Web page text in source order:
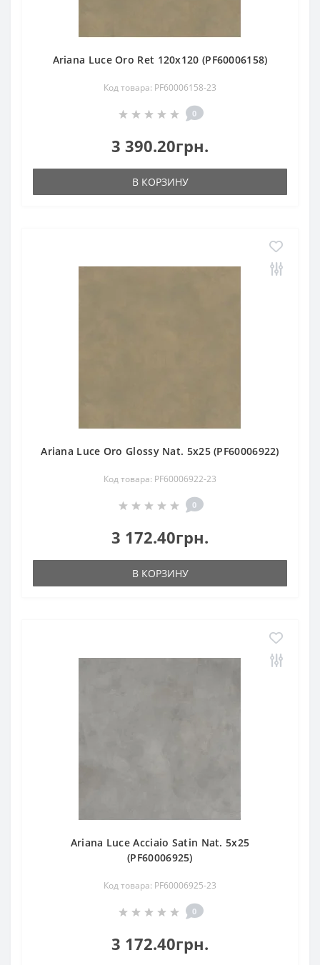
Ariana Luce Oro Ret 120х120 (PF60006158)
Код товара: PF60006158-23
0
3 390.20грн.
В КОРЗИНУ
Ariana Luce Oro Glossy Nat. 5х25 (PF60006922)
Код товара: PF60006922-23
0
3 172.40грн.
В КОРЗИНУ
Ariana Luce Acciaio Satin Nat. 5х25
(PF60006925)
Код товара: PF60006925-23
0
3 172.40грн.